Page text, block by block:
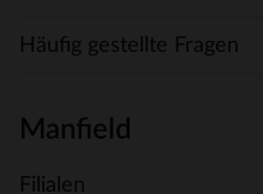
Häufig gestellte Fragen
Manfield
Filialen